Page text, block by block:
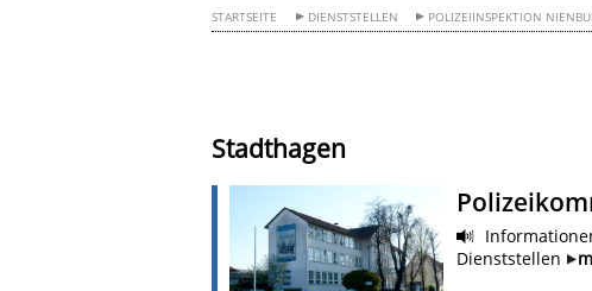
STARTSEITE DIENSTSTELLEN POLIZEIINSPEKTION
Stadthagen
Dienststellen